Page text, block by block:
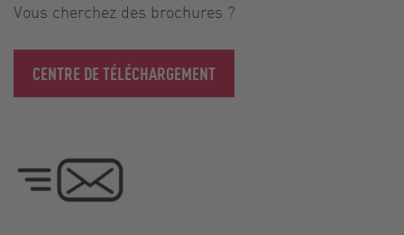
Vous cherchez des brochures ?
CENTRE DE TÉLÉCHARGEMENT